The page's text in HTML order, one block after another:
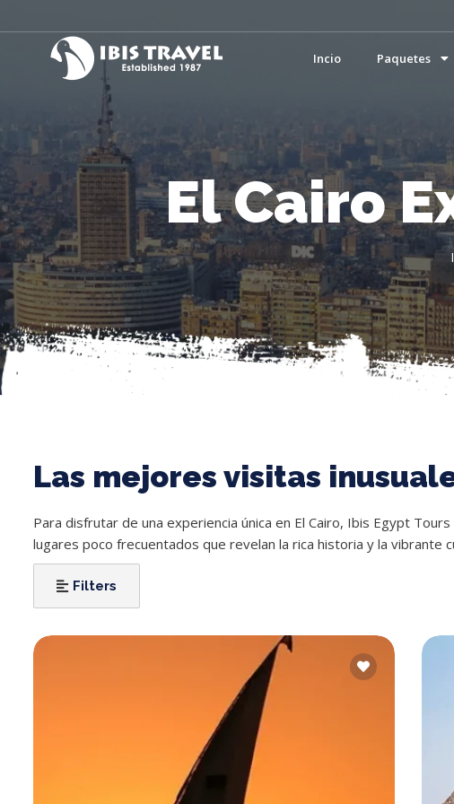
Incio Paquetes
El Cairo
Las mejores visitas
Para disfrutar de una experiencia única en El Cairo, Ibis Egypt
lugares poco frecuentados que revelan la rica historia y la vibrante
Filters